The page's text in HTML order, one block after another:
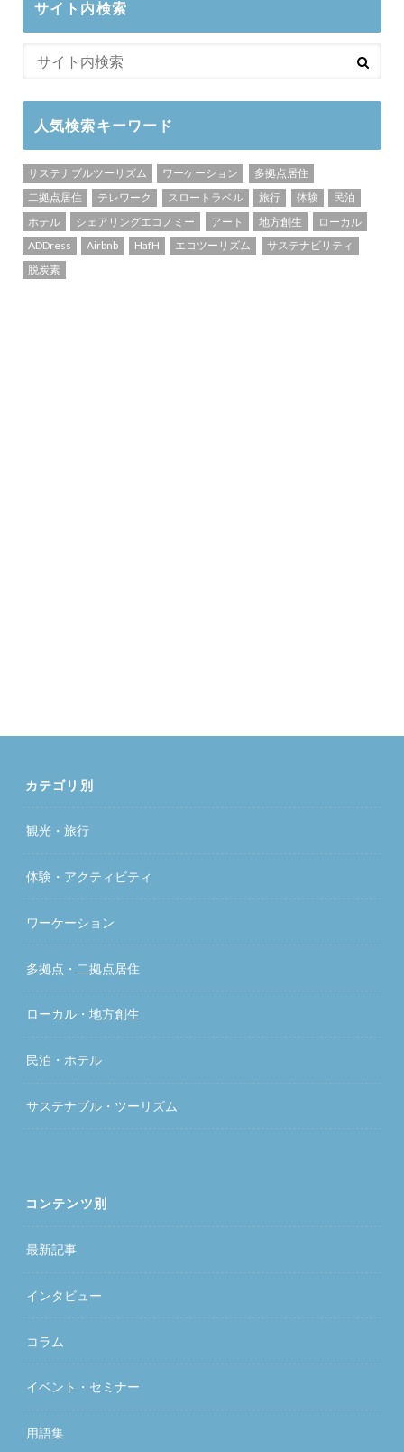
サイト内検索
人気検索キーワード
サステナブルツーリズム ワーケーション
多拠点居住
二拠点居住
テレワーク スロートラベル 旅行 体験
民泊
ホテル
シェアリングエコノミー アート 地方創生
ローカル
ADDress
Airbnb HafH エコツーリズム
サステナビリティ
脱炭素
カテゴリ別
観光・旅行
体験・アクティビティ
ワーケーション
多拠点・二拠点居住
ローカル・地方創生
民泊・ホテル
サステナブル・ツーリズム
コンテンツ別
最新記事
インタビュー
コラム
イベント・セミナー
用語集